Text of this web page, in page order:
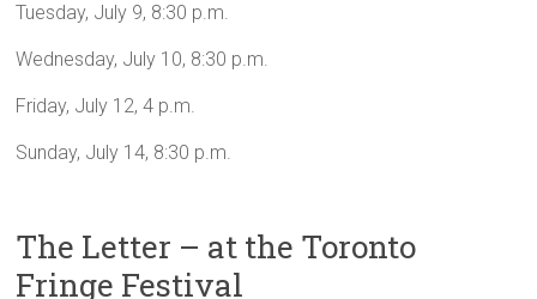
Tuesday, July 9, 8:30 p.m.
Wednesday, July 10, 8:30 p.m.
Friday, July 12, 4 p.m.
Sunday, July 14, 8:30 p.m.
The Letter – at the Toronto
Fringe Festival